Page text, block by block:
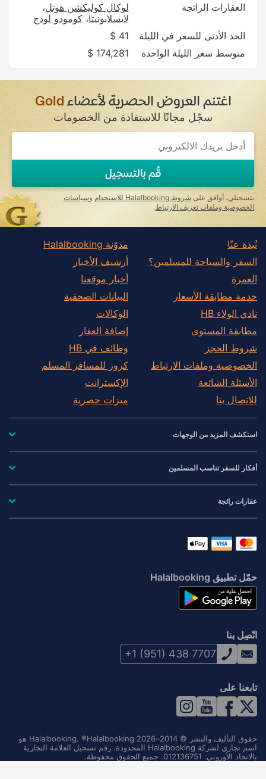
العقارات الرائجة
لوكال كوليكشن هوتل
لايسلابونيتا كومودو لودج
الحد الأدنى للسعر في الليلة
41 $
متوسط سعر الليلة الواحدة
174,281 $
اغتنم العروض الحصرية لأعضاءGold
سجّل مجانًا للاستفادة من الخصومات
قُم بالتسجيل
بتسجيلي، أوافق على شروط Halalbooking للاستخدام وسياسات
الخصوصية وملفات تعريف الارتباط .
نُبذة عنّا
السفر والسياحة للمسلمين؟
العمرة
خدمة مطابقة الأسعار
نادي الولاء HB
مطابقة المستوى
شروط الحجز
الخصوصية وملفات الارتباط
الأسئلة الشائعة
للاتصال بنا
مدوّنة Halalbooking
أرشيف الأخبار
أخبار موقعنا
البيانات الصحفية
الوكالات
إضافة العقار
وظائف في HB
كروز للمسافر المسلم
الإكسترانت
ميزات حصرية
استكشف المزيد من الوجهات
أفكار للسفر تناسب المسلمين
عقارات رائجة
حمّل تطبيق Halalbooking
اتّصِل بنا
+1 (951) 438 7707
تابعنا على
حقوق التأليف والنشر © 2014–2026 Halalbooking. ®Halalbooking هو
اسم تجاري لشركة Halalbooking المحدودة. رقم تسجيل العلامة التجارية
بالاتحاد الأوروبي: 012136751. جميع الحقوق محفوظة.